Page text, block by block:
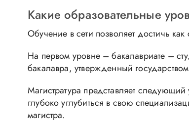
Какие образовательные
Обучение в сети позволяет достичь
На первом уровне – бакалавриате –
бакалавра, утвержденный
Магистратура представляет
глубоко углубиться в свою
магистра.